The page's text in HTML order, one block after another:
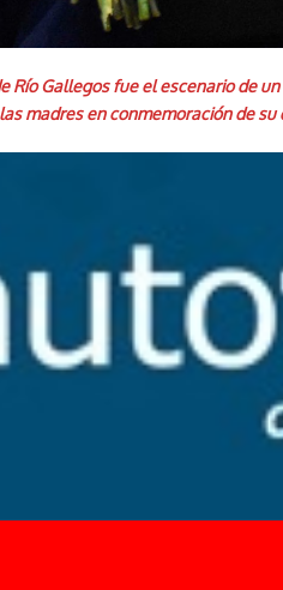
Río Gallegos fue el escenario de
madres en conmemoración de